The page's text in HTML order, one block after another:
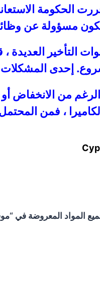
الحكومة
مسؤولة عن
التأخير العديدة
إحدى المشكلات
من الانخفاض أو
، فمن
المواد المعروضة في